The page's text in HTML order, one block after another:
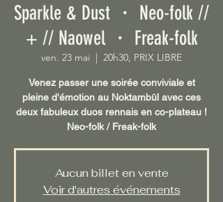
Sparkle & Dust ・ Neo-folk //
+ // Naowel ・ Freak-folk
ven. 23 mai 20h30, PRIX LIBRE
Venez passer une soirée conviviale et
pleine d'émotion au Noktambül avec ces
deux fabuleux duos rennais en co-plateau !
Neo-folk / Freak-folk
Aucun billet en vente
Voir d'autres événements